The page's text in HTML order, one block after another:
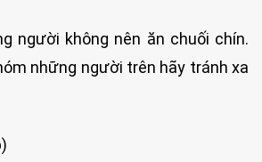
người không nên ăn chuối chín.
những người trên hãy tránh xa